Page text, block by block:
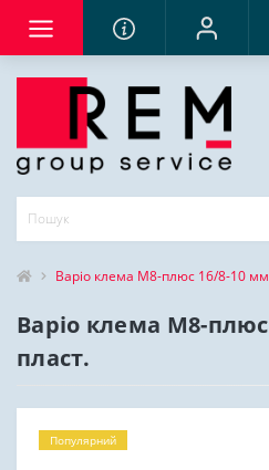
Варіо клема М8-плюс 16/8-10 мм
Варіо клема М8-
пласт.
Популярний